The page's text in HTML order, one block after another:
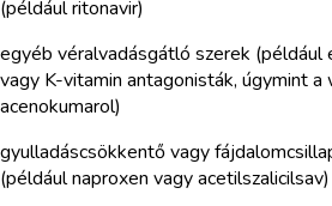
(például ritonavir)
egyéb véralvadásgátló szerek (például
vagy K-vitamin antagonisták, úgymint a
acenokumarol)
gyulladáscsökkentő vagy
(például naproxen vagy acetilszalicilsav)